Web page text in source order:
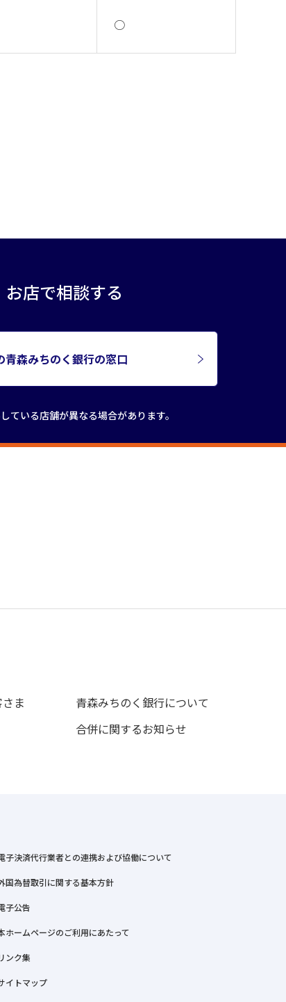
○
お店で相談する
青森みちのく銀行の窓口
ている店舗が異なる場合があります。
ま
青森みちのく銀行について
合併に関するお知らせ
子決済代行業者との連携および協働について
国為替取引に関する基本方針
子公告
ホームページのご利用にあたって
ンク集
イトマップ